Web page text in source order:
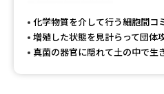
化学物質を介して行う細胞間コ
増殖した状態を見計らって団体
真菌の器官に隠れて土の中で生